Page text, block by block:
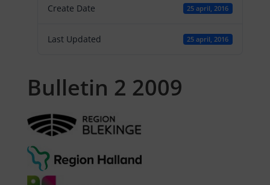
Create Date 25 april, 2016
Last Updated 25 april, 2016
Bulletin 2 2009